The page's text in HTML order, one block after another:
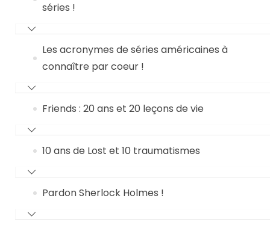
séries !
Les acronymes de séries américaines à
connaître par coeur !
Friends : 20 ans et 20 leçons de vie
10 ans de Lost et 10 traumatismes
Pardon Sherlock Holmes !